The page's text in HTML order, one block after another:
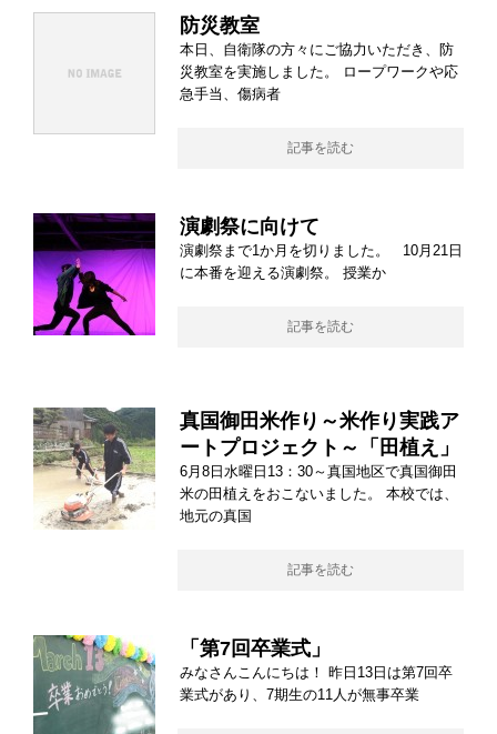
防災教室
本日、自衛隊の方々にご協力いただき、防
災教室を実施しました。 ロープワークや応
急手当、傷病者
記事を読む
演劇祭に向けて
演劇祭まで1か月を切りました。 10月21日
に本番を迎える演劇祭。 授業か
記事を読む
真国御田米作り～米作り実践ア
ートプロジェクト～「田植え」
6月8日水曜日13：30～真国地区で真国御田
米の田植えをおこないました。 本校では、
地元の真国
記事を読む
「第7回卒業式」
みなさんこんにちは！ 昨日13日は第7回卒
業式があり、7期生の11人が無事卒業